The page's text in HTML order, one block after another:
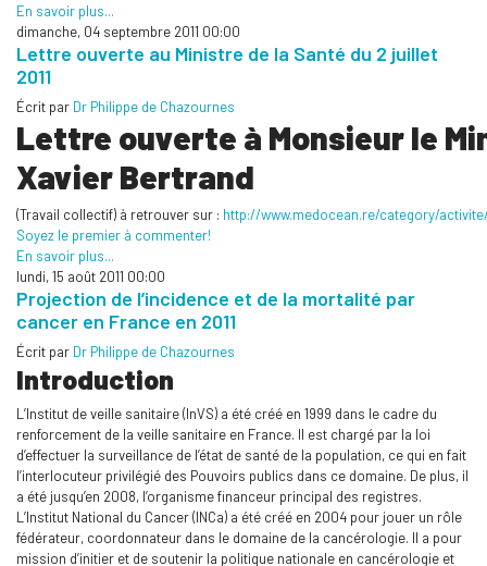
En savoir plus...
dimanche, 04 septembre 2011 00:00
Lettre ouverte au Ministre de la Santé du 2 juillet
2011
Écrit par Dr Philippe de Chazournes
Lettre ouverte à Monsieur le
Xavier Bertrand
(Travail collectif) à retrouver sur : http://www.medocean.re/category/
Soyez le premier à commenter!
En savoir plus...
lundi, 15 août 2011 00:00
Projection de l’incidence et de la mortalité par
cancer en France en 2011
Écrit par Dr Philippe de Chazournes
Introduction
L’Institut de veille sanitaire (InVS) a été créé en 1999 dans le cadre du
renforcement de la veille sanitaire en France. Il est chargé par la loi
d’effectuer la surveillance de l’état de santé de la population, ce qui en fait
l’interlocuteur privilégié des Pouvoirs publics dans ce domaine. De plus, il
a été jusqu’en 2008, l’organisme financeur principal des registres.
L’Institut National du Cancer (INCa) a été créé en 2004 pour jouer un rôle
fédérateur, coordonnateur dans le domaine de la cancérologie. Il a pour
mission d’initier et de soutenir la politique nationale en cancérologie et